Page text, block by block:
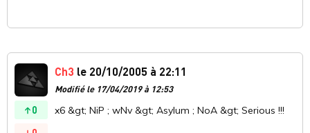
0
Ch3 le 20/10/2005 à 22:11
Modifié le 17/04/2019 à 12:53
x6 &gt; NiP ; wNv &gt; Asylum ; NoA &gt; Serious !!!